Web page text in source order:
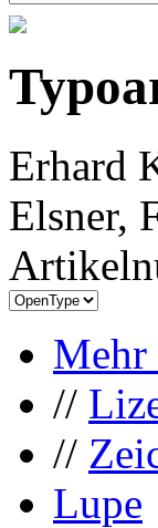
Erhard
Elsner,
Mehr
//
//
Lupe